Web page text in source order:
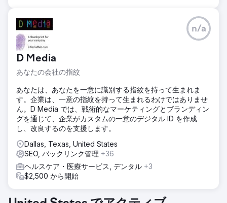
D Media
あなたの会社の指紋
n/a
あなたは、あなたを一意に識別する指紋を持って生まれま
す。企業は、一意の指紋を持って生まれるわけではありませ
ん。D Media では、戦術的なマーケティングとブランディン
グを通じて、企業がカスタムの一意のデジタル ID を作成
し、改良するのを支援します。
Dallas, Texas, United States
SEO, バックリンク管理 +36
ヘルスケア・医療サービス, デンタル +3
$2,500 から開始